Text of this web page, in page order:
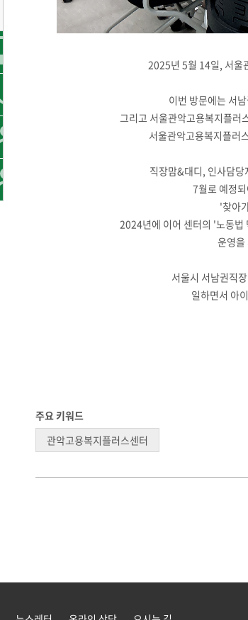
2025년 5월 14일, 서울
이번 방문에는 서
그리고 서울관악고용복지플러
서울관악고용복지플러
직장맘&대디, 인사담당
7월로 예정
'찾아
2024년에 이어 센터의 '노동법
운영을
서울시 서남권직
일하면서 아
주요 키워드
관악고용복지플러스센터